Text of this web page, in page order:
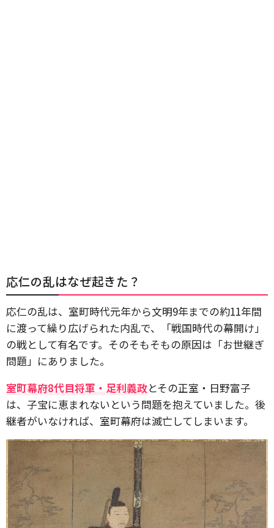
応仁の乱はなぜ起きた？
応仁の乱は、室町時代元年から文明9年までの約11年間
に渡って繰り広げられた内乱で、「戦国時代の幕開け」
の戦として有名です。そのそもそもの原因は「お世継ぎ
問題」にありました。
室町幕府8代目将軍・足利義政とその正室・日野富子
は、子宝に恵まれないという問題を抱えていました。後
継者がいなければ、室町幕府は滅亡してしまいます。